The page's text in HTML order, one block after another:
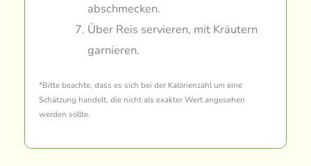
abschmecken.
Über Reis servieren, mit Kräutern
garnieren.
*Bitte beachte, dass es sich bei der Kalorienzahl um eine
Schätzung handelt, die nicht als exakter Wert angesehen
werden sollte.